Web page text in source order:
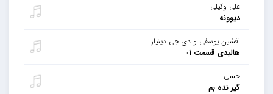
علی وکیلی
دیوونه
افشین یوسفی و دی جی دینیار
هالیدی قسمت ۰۱
حسی
گیر نده بم